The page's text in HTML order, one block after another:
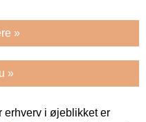
»
»
erhverv i øjeblikket er